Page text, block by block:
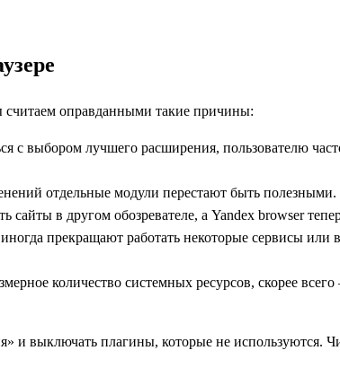
считаем оправданными такие причины:
с выбором лучшего расширения, пользователю
отдельные модули перестают быть
в другом обозревателе, а Yandex browser
прекращают работать некоторые сервисы или
количество системных ресурсов, скорее
и выключать плагины, которые не используются.